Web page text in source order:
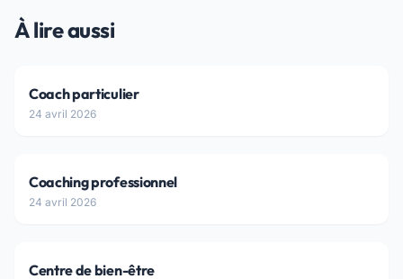
À lire aussi
Coach particulier
24 avril 2026
Coaching professionnel
24 avril 2026
Centre de bien-être